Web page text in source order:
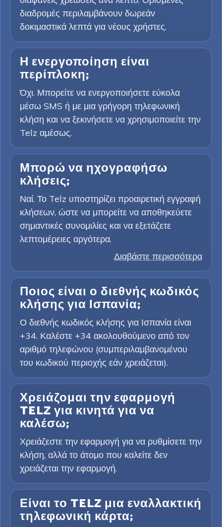
διαδρομές περιλαμβάνουν δωρεάν
δοκιμαστικά λεπτά για νέους χρήστες.
Η ενεργοποίηση είναι
περίπλοκη;
Όχι. Μπορείτε να ενεργοποιήσετε εύκολα
μέσω SMS ή με μια γρήγορη τηλεφωνική
κλήση και να ξεκινήσετε να χρησιμοποιείτε την
Telz αμέσως.
Μπορώ να ηχογραφήσω
κλήσεις;
Ναί. Το Telz υποστηρίζει προαιρετική εγγραφή
κλήσεων, ώστε να μπορείτε να αποθηκεύετε
σημαντικές συνομιλίες και να εξετάζετε
λεπτομέρειες αργότερα.
Διαβάστε περισσότερα
Ποιος είναι ο διεθνής κωδικός
κλήσης για Ισπανία;
Ο διεθνής κωδικός κλήσης για Ισπανία είναι
+34. Καλέστε +34 ακολουθούμενο από τον
αριθμό τηλεφώνου (συμπεριλαμβανομένου
του κωδικού περιοχής εάν χρειάζεται).
Χρειάζομαι την εφαρμογή
TELZ για κινητά για να
καλέσω;
Χρειάζεστε την εφαρμογή για να ρυθμίσετε την
κλήση, αλλά το άτομο που καλείτε δεν
χρειάζεται την εφαρμογή.
Είναι το TELZ μια εναλλακτική
τηλεφωνική κάρτα;